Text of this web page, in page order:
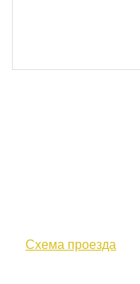
Схема проезда